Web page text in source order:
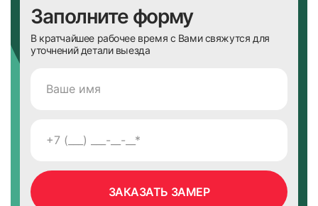
Заполните форму
В кратчайшее рабочее время с Вами свяжутся для
уточнений детали выезда